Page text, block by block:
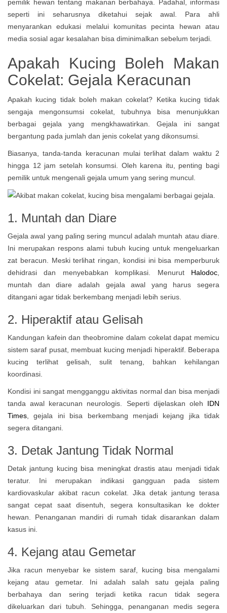
pemilik hewan tentang makanan berbahaya. Padahal, informasi
seperti ini seharusnya diketahui sejak awal. Para ahli
menyarankan edukasi melalui komunitas pecinta hewan atau
media sosial agar kesalahan bisa diminimalkan sebelum terjadi.
Apakah Kucing Boleh Makan
Cokelat: Gejala Keracunan
Apakah kucing tidak boleh makan cokelat? Ketika kucing tidak
sengaja mengonsumsi cokelat, tubuhnya bisa menunjukkan
berbagai gejala yang mengkhawatirkan. Gejala ini sangat
bergantung pada jumlah dan jenis cokelat yang dikonsumsi.
Biasanya, tanda-tanda keracunan mulai terlihat dalam waktu 2
hingga 12 jam setelah konsumsi. Oleh karena itu, penting bagi
pemilik untuk mengenali gejala umum yang sering muncul.
1. Muntah dan Diare
Gejala awal yang paling sering muncul adalah muntah atau diare.
Ini merupakan respons alami tubuh kucing untuk mengeluarkan
zat beracun. Meski terlihat ringan, kondisi ini bisa memperburuk
dehidrasi dan menyebabkan komplikasi. Menurut
Halodoc,
muntah dan diare adalah gejala awal yang harus segera
ditangani agar tidak berkembang menjadi lebih serius.
2. Hiperaktif atau Gelisah
Kandungan kafein dan theobromine dalam cokelat dapat memicu
sistem saraf pusat, membuat kucing menjadi hiperaktif. Beberapa
kucing terlihat gelisah, sulit tenang, bahkan kehilangan
koordinasi.
Kondisi ini sangat mengganggu aktivitas normal dan bisa menjadi
tanda awal keracunan neurologis. Seperti dijelaskan oleh
IDN
Times, gejala ini bisa berkembang menjadi kejang jika tidak
segera ditangani.
3. Detak Jantung Tidak Normal
Detak jantung kucing bisa meningkat drastis atau menjadi tidak
teratur. Ini merupakan indikasi gangguan pada sistem
kardiovaskular akibat racun cokelat. Jika detak jantung terasa
sangat cepat saat disentuh, segera konsultasikan ke dokter
hewan. Penanganan mandiri di rumah tidak disarankan dalam
kasus ini.
4. Kejang atau Gemetar
Jika racun menyebar ke sistem saraf, kucing bisa mengalami
kejang atau gemetar. Ini adalah salah satu gejala paling
berbahaya dan sering terjadi ketika racun tidak segera
dikeluarkan dari tubuh. Sehingga, penanganan medis segera